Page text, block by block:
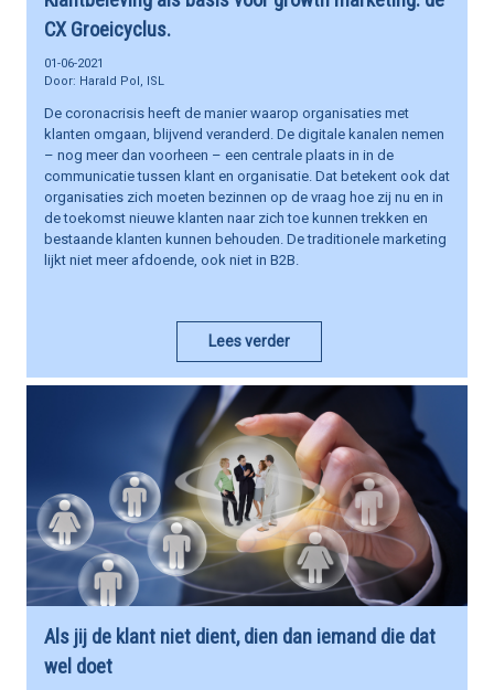
CX Groeicyclus.
01-06-2021
Harald Pol, ISL
De coronacrisis heeft de manier waarop organisaties met
klanten omgaan, blijvend veranderd. De digitale kanalen nemen
– nog meer dan voorheen – een centrale plaats in in de
communicatie tussen klant en organisatie. Dat betekent ook dat
organisaties zich moeten bezinnen op de vraag hoe zij nu en in
de toekomst nieuwe klanten naar zich toe kunnen trekken en
bestaande klanten kunnen behouden. De traditionele marketing
lijkt niet meer afdoende, ook niet in B2B.
Lees verder
Als jij de klant niet dient, dien dan iemand die dat
wel doet